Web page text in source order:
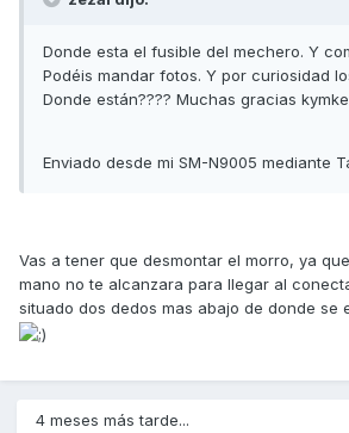
Donde esta el fusible del mechero. Y
Podéis mandar fotos. Y por curiosidad
Donde están???? Muchas gracias
Enviado desde mi SM-N9005 mediante
Vas a tener que desmontar el morro, ya
mano no te alcanzara para llegar al
situado dos dedos mas abajo de donde se
4 meses más tarde...